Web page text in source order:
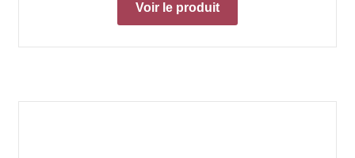
Voir le produit